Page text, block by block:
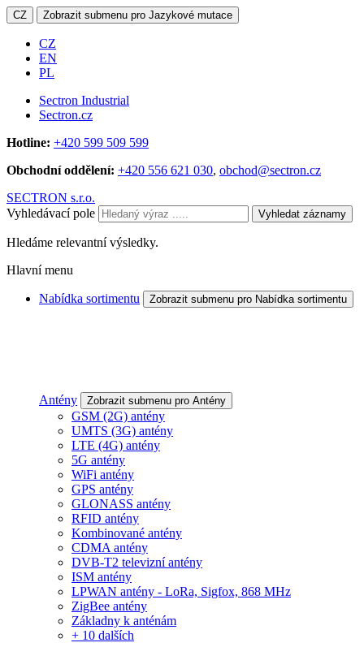
CZ Zobrazit submenu pro Jazykové mutace
CZ
EN
PL
Sectron Industrial
Sectron.cz
Hotline: +420 599 509 599
Obchodní oddělení: +420 556 621 030, obchod@sectron.cz
SECTRON s.r.o.
Vyhledávací pole
Vyhledat záznamy
Hledáme relevantní výsledky.
Hlavní menu
Nabídka sortimentu Zobrazit submenu pro Nabídka sortimentu
Antény Zobrazit submenu pro Antény
GSM (2G) antény
UMTS (3G) antény
LTE (4G) antény
5G antény
WiFi antény
GPS antény
GLONASS antény
RFID antény
Kombinované antény
CDMA antény
DVB-T2 televizní antény
ISM antény
LPWAN antény - LoRa, Sigfox, 868 MHz
ZigBee antény
Základny k anténám
+ 10 dalších